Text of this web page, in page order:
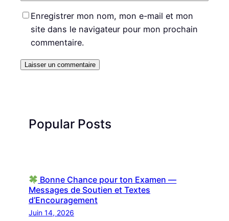
Enregistrer mon nom, mon e-mail et mon
site dans le navigateur pour mon prochain
commentaire.
Popular Posts
Bonne Chance pour ton Examen —
Messages de Soutien et Textes
d’Encouragement
Juin 14, 2026